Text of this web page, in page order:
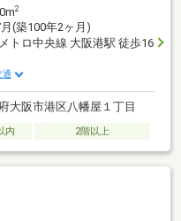
2
(築100年2ヶ月)
トロ中央線 大阪港駅 徒歩16
通
大阪市港区八幡屋１丁目
内 2階以上